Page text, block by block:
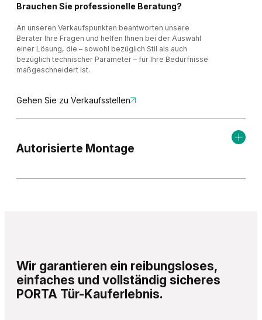
Brauchen Sie professionelle Beratung?
An unseren Verkaufspunkten beantworten unsere
Berater Ihre Fragen und helfen Ihnen bei der Auswahl
einer Lösung, die – sowohl bezüglich Stil als auch
bezüglich technischer Parameter – für Ihre Bedürfnisse
maßgeschneidert ist.
Gehen Sie zu Verkaufsstellen
Autorisierte Montage
Wir garantieren ein reibungsloses,
einfaches und vollständig sicheres
PORTA Tür-Kauferlebnis.